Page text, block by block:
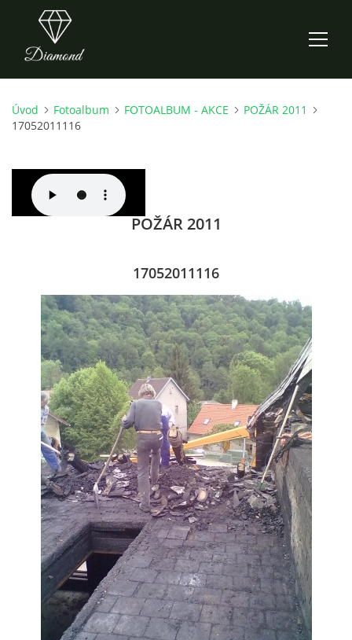
ÚVOD
O NÁS
CO NOVÉHO ZKOUŠÍME
KDY, KDE A CO HRAJEME
HRY OD ROKU 1973
VIDEOZÁZNAMY Z HER
FOTOALBUM
ČLENOVÉ - SOUČASNOST
HRY DO ROKU 1973
Úvod Fotoalbum FOTOALBUM - AKCE
POŽÁR 2011
17052011116
POŽÁR 2011
17052011116